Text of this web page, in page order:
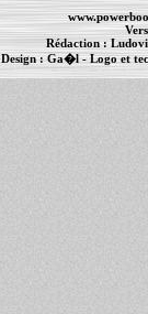
Rédaction :
Design : Ga�l- Logo et